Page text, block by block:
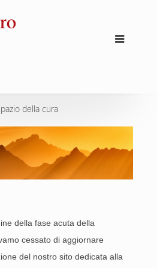
della cura
della fase acuta della
cessato di aggiornare
del nostro sito dedicata alla